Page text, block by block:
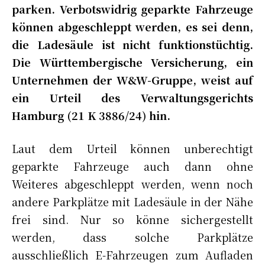
parken. Verbotswidrig geparkte Fahrzeuge
können abgeschleppt werden, es sei denn,
die Ladesäule ist nicht funktionstüchtig.
Die Württembergische Versicherung, ein
Unternehmen der W&W-Gruppe, weist auf
ein Urteil des Verwaltungsgerichts
Hamburg (21 K 3886/24) hin.
Laut dem Urteil können unberechtigt
geparkte Fahrzeuge auch dann ohne
Weiteres abgeschleppt werden, wenn noch
andere Parkplätze mit Ladesäule in der Nähe
frei sind. Nur so könne sichergestellt
werden, dass solche Parkplätze
ausschließlich E-Fahrzeugen zum Aufladen